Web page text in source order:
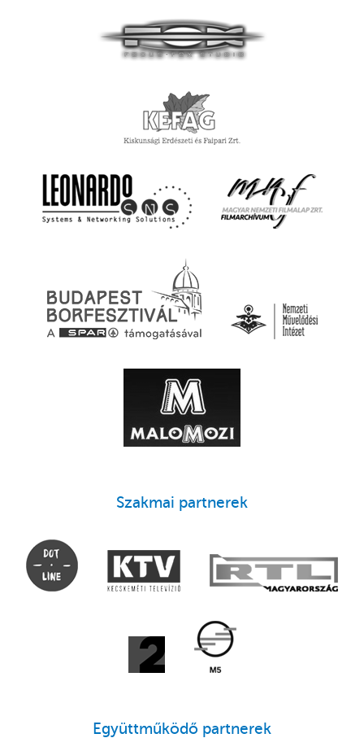
Szakmai partnerek
Együttműködő partnerek